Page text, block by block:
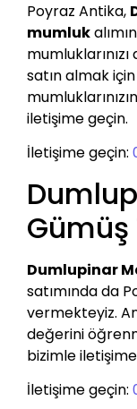
Poyraz Antika,
mumluk
satın almak
iletişime geçin.
İletişime geçin:
Gümüş
Dumlupinar
satımında da
vermekteyiz.
değerini
bizimle
İletişime geçin: